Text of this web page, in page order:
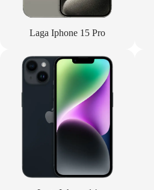
Laga Iphone 15 Pro